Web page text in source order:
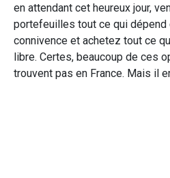
en attendant cet heureux jour,
portefeuilles tout ce qui dépend
connivence et achetez tout ce
libre. Certes, beaucoup de ces
trouvent pas en France. Mais il